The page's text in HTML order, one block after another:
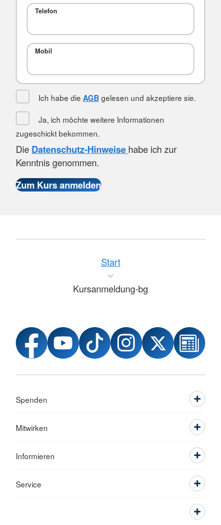
Telefon
Mobil
Ich habe die AGB gelesen und akzeptiere sie.
Ja, ich möchte weitere Informationen
zugeschickt bekommen.
Die Datenschutz-Hinweise habe ich zur
Kenntnis genommen.
Start
Kursanmeldung-bg
Spenden
Mitwirken
Informieren
Service